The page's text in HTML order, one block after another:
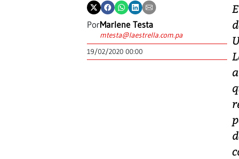
PorMarlene Testa
mtesta@laestrella.com.pa
19/02/2020 00:00